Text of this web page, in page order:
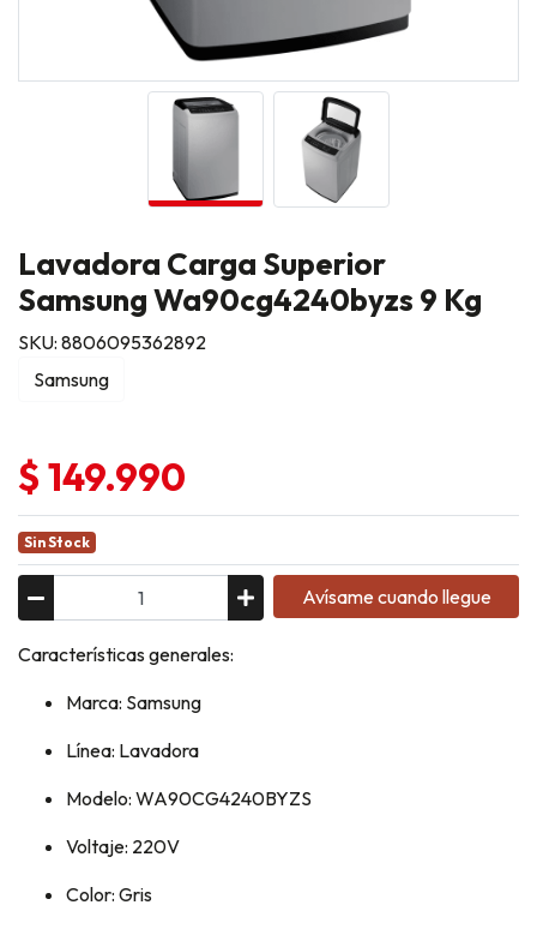
Lavadora Carga Superior
Samsung Wa90cg4240byzs 9 Kg
SKU: 8806095362892
Samsung
$ 149.990
Sin Stock
Avísame cuando llegue
Características generales:
Marca: Samsung
Línea: Lavadora
Modelo: WA90CG4240BYZS
Voltaje: 220V
Color: Gris